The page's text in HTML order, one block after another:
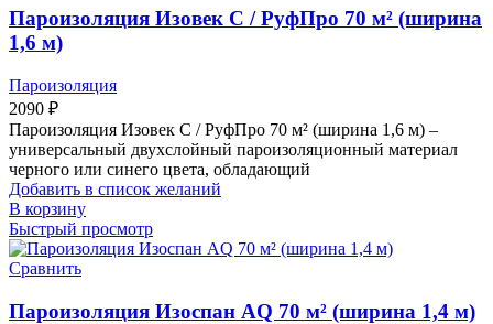
Пароизоляция Изовек С / РуфПро 70 м² (ширина
1,6 м)
Пароизоляция
2090 ₽
Пароизоляция Изовек С / РуфПро 70 м² (ширина 1,6 м) –
универсальный двухслойный пароизоляционный материал
черного или синего цвета, обладающий
Добавить в список желаний
В корзину
Быстрый просмотр
Сравнить
Пароизоляция Изоспан AQ 70 м² (ширина 1,4 м)